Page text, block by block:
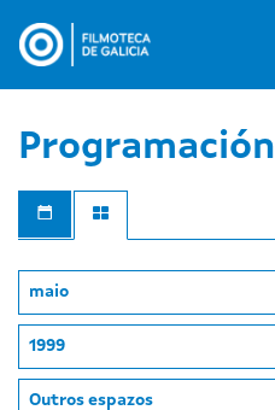
contido
Programación
maio
1999
Outros espazos